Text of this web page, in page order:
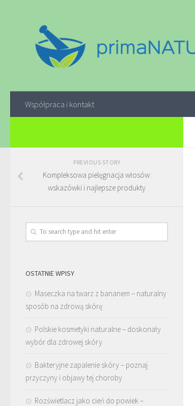
Współpraca i kontakt
PREVIOUS STORY
Kompleksowa pielęgnacja włosów:
wskazówki i najlepsze produkty
OSTATNIE WPISY
Maseczka na twarz z bananem – naturalny
sposób na zdrową skórę
Polskie kosmetyki naturalne – doskonały
wybór dla zdrowej skóry
Bakteryjne zapalenie skóry – poznaj
przyczyny i objawy tej choroby
Rozświetlacz jako cień do powiek –